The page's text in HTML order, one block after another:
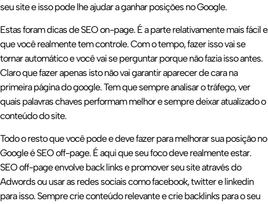
seu site e isso pode lhe ajudar a ganhar posições no Google.
Estas foram dicas de SEO on-page. É a parte relativamente mais fácil e
que você realmente tem controle. Com o tempo, fazer isso vai se
tornar automático e você vai se perguntar porque não fazia isso antes.
Claro que fazer apenas isto não vai garantir aparecer de cara na
primeira página do google. Tem que sempre analisar o tráfego, ver
quais palavras chaves performam melhor e sempre deixar atualizado o
conteúdo do site.
Todo o resto que você pode e deve fazer para melhorar sua posição no
Google é SEO off-page. É aqui que seu foco deve realmente estar.
SEO off-page envolve back links e promover seu site através do
Adwords ou usar as redes sociais como facebook, twitter e linkedin
para isso. Sempre crie conteúdo relevante e crie backlinks para o seu